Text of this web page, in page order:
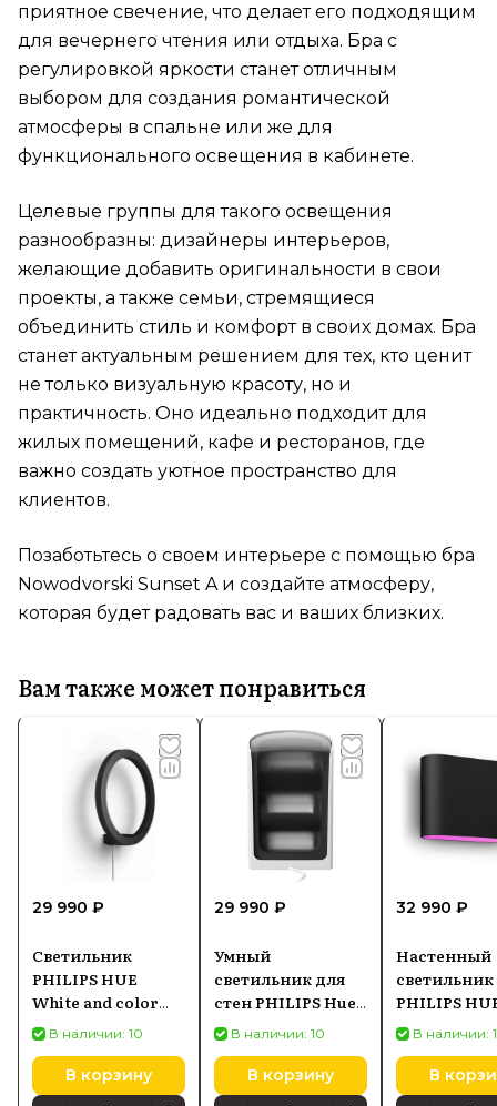
приятное свечение, что делает его подходящим
для вечернего чтения или отдыха. Бра с
регулировкой яркости станет отличным
выбором для создания романтической
атмосферы в спальне или же для
функционального освещения в кабинете.
Целевые группы для такого освещения
разнообразны: дизайнеры интерьеров,
желающие добавить оригинальности в свои
проекты, а также семьи, стремящиеся
объединить стиль и комфорт в своих домах. Бра
станет актуальным решением для тех, кто ценит
не только визуальную красоту, но и
практичность. Оно идеально подходит для
жилых помещений, кафе и ресторанов, где
важно создать уютное пространство для
клиентов.
Позаботьтесь о своем интерьере с помощью бра
Nowodvorski Sunset A и создайте атмосферу,
которая будет радовать вас и ваших близких.
Вам также может понравиться
29 990 ₽
Светильник
PHILIPS HUE
White and color
ambiance Sana
929003052901,
черный
В наличии: 10
В корзину
29 990 ₽
Умный
светильник для
стен PHILIPS Hue
Play Wall Washer
8720169339651
В наличии: 10
В корзину
32 990 ₽
Настенный
светильник
PHILIPS
Dymera
черный
В наличии:
В